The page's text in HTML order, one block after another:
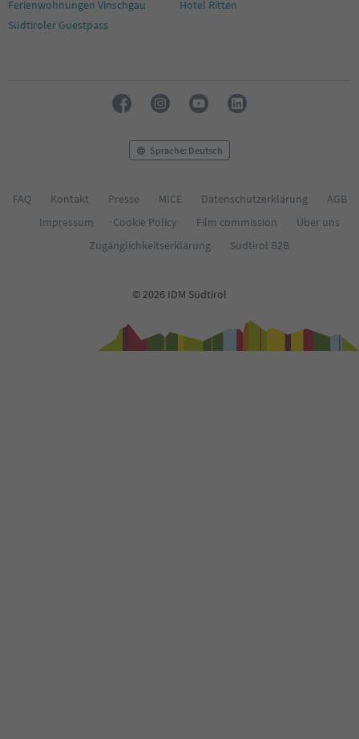
Ferienwohnungen Vinschgau
Hotel Ritten
Südtiroler Guestpass
Sprache: Deutsch
FAQ Kontakt Presse MICE Datenschutzerklärung
AGB
Impressum
Cookie Policy Film commission
Über uns
Zugänglichkeitserklärung
Südtirol B2B
© 2026 IDM Südtirol